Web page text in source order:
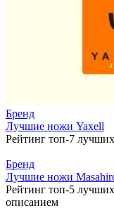
Бренд
Лучшие ножи Yaxell
Рейтинг топ-7
Бренд
Лучшие ножи
Рейтинг топ-5
описанием